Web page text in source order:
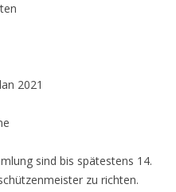
2021
sind bis spätestens 14.
zu richten.